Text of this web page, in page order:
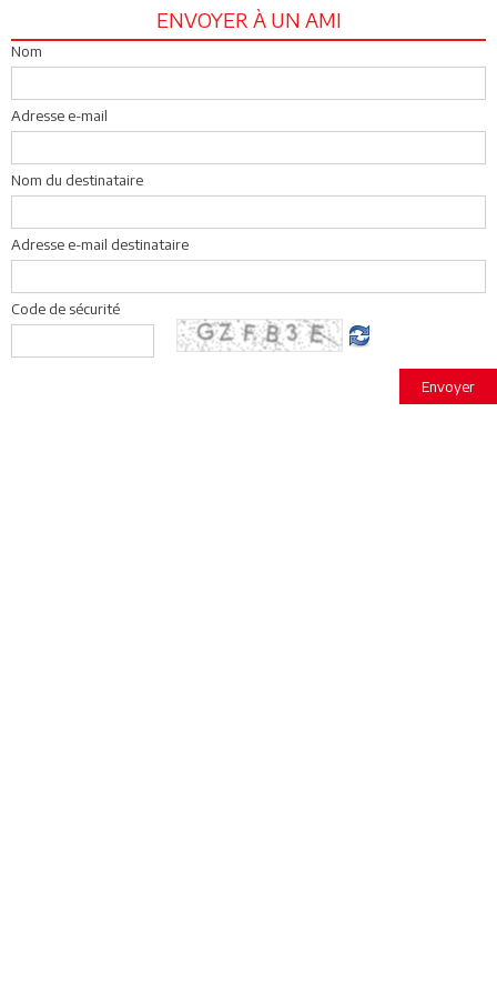
ENVOYER À UN AMI
Nom
Adresse e-mail
Nom du destinataire
Adresse e-mail destinataire
Code de sécurité
Envoyer